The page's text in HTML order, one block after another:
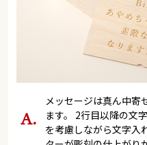
メッセージは真ん中寄
ます。 2行目以降の文
を考慮しながら文字入